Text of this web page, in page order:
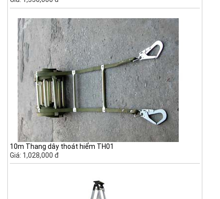
10m Thang dây thoát hiểm TH01
Giá: 1,028,000 đ